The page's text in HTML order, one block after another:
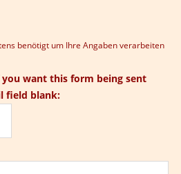
benötigt um Ihre Angaben verarbeiten
want this form being sent
field blank: